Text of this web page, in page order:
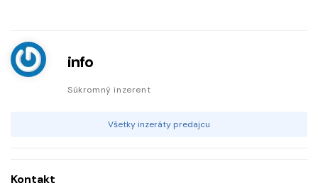
info
Súkromný inzerent
Všetky inzeráty predajcu
Kontakt